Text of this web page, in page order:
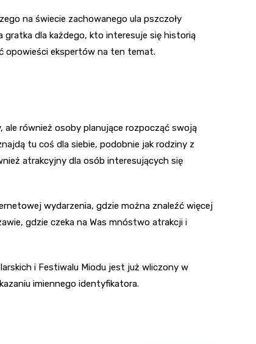
na świecie zachowanego ula pszczoły
dla każdego, kto interesuje się historią
opowieści ekspertów na ten temat.
również osoby planujące rozpocząć swoją
tu coś dla siebie, podobnie jak rodziny z
atrakcyjny dla osób interesujących się
wydarzenia, gdzie można znaleźć więcej
gdzie czeka na Was mnóstwo atrakcji i
i Festiwalu Miodu jest już wliczony w
imiennego identyfikatora.